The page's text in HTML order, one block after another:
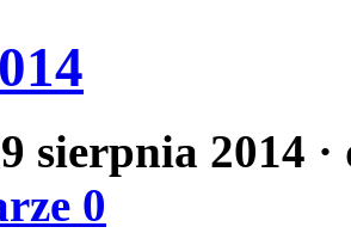
sierpnia 2014
0